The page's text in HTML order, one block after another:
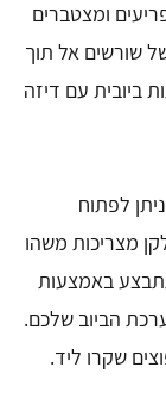
ומצטברים
שורשים אל תוך
ביובית עם דיזה
לפתוח
מצריכות משהו
באמצעות
הביוב שלכם.
שקרו ליד.